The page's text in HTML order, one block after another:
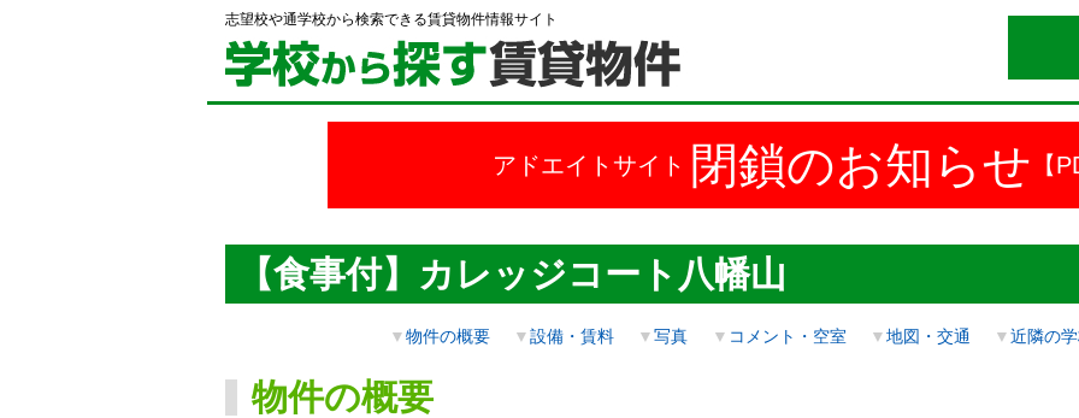
志望校や通学校から検索できる賃貸物件情報サイト
アドエイトサイト 閉鎖のお知らせ 【
【食事付】カレッジコート八幡山
▼物件の概要 ▼設備・賃料 ▼写真 ▼ コメント・空室 ▼地図・交通 ▼近隣の
物件の概要